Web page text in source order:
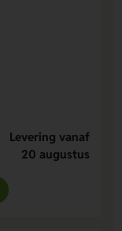
Levering vanaf
20 augustus